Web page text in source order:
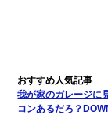
我が家のガレージに
コンあるだろ？